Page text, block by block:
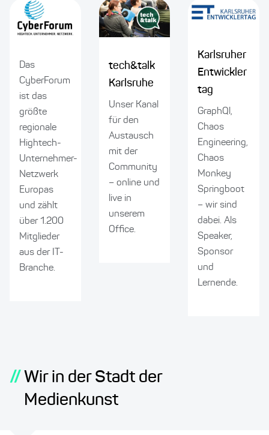
Das
CyberForum
ist das
größte
regionale
Hightech-
Unternehmer-
Netzwerk
Europas
und zählt
über 1.200
Mitglieder
aus der IT-
Branche.
tech&talk
Karlsruhe
Unser Kanal
für den
Austausch
mit der
Community
– online und
live in
unserem
Office.
Karlsruher
Entwickler
tag
GraphQl,
Chaos
Engineering,
Chaos
Monkey
Springboot
– wir sind
dabei. Als
Speaker,
Sponsor
und
Lernende.
// Wir in der Stadt der
Medienkunst